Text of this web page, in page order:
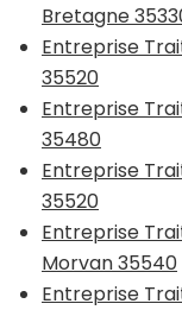
Bretagne
Entreprise
35520
Entreprise
35480
Entreprise
35520
Entreprise
Morvan 35540
Entreprise